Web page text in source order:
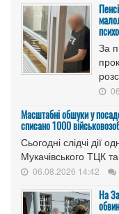
За
Масштабні обшуки у
списано 1000
Сьогодні слідчі дії
Мукачівського ТЦК
06.08.2026 14:42
На